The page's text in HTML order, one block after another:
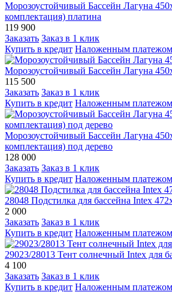
Морозоустойчивый Бассейн Лагуна
комплектация) платина
119 900
Заказать Заказ в 1 клик
Купить в кредит Наложенным платежом
Морозоустойчивый Бассейн Лагуна
115 500
Заказать Заказ в 1 клик
Купить в кредит Наложенным платежом
Морозоустойчивый Бассейн Лагуна
комплектация) под дерево
128 000
Заказать Заказ в 1 клик
Купить в кредит Наложенным платежом
28048 Подстилка для бассейна Intex
2 000
Заказать Заказ в 1 клик
Купить в кредит Наложенным платежом
29023/28013 Тент солнечный Intex для
4 100
Заказать Заказ в 1 клик
Купить в кредит Наложенным платежом